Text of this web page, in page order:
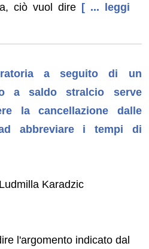
ciò vuol dire [ ... leggi
a seguito di un
a saldo stralcio serve
la cancellazione dalle
abbreviare i tempi di
Karadzic
l'argomento indicato dal